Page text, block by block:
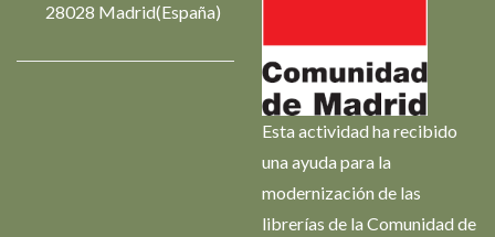
28028 Madrid(España)
Esta actividad ha recibido
una ayuda para la
modernización de las
librerías de la Comunidad de